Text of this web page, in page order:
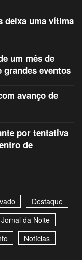
deixa uma vítima
um mês de
eventos
avanço de
por tentativa
de
Destaque
Jornal da Noite
Notícias